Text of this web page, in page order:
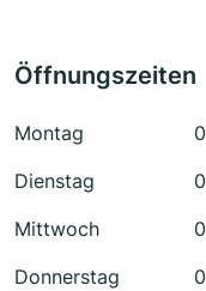
Öffnungszeiten
Montag
Dienstag
Mittwoch
Donnerstag